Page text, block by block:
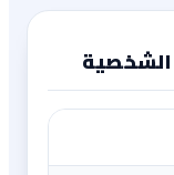
الشخصية